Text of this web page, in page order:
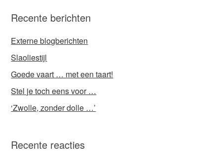
Recente berichten
Externe blogberichten
Slaoliestijl
Goede vaart … met een taart!
Stel je toch eens voor …
‘Zwolle, zonder dolle …’
Recente reacties